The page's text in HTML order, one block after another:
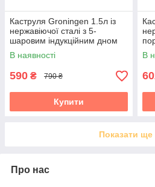
Каструля Groningen 1.5л із
нержавіючої сталі з 5-
шаровим індукційним дном
Kamille KM-4920
В наявності
590 ₴ 790 ₴
Купити
В
Показати ще
Про нас